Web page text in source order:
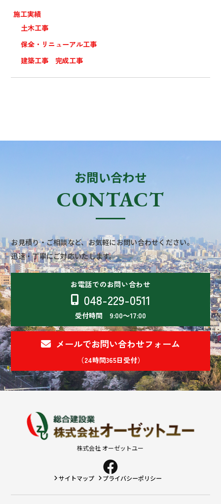
施工実績
土木工事
保全・リニューアル工事
建築工事 完成工事
お問い合わせ
CONTACT
お見積り・ご相談など、お気軽にお問い合わせください。
迅速・丁寧にご対応いたします。
お電話でのお問い合わせ
048-229-0511
受付時間 9:00～17:00
メールでお問い合わせフォーム
（24時間365日受付）
株式会社 オーゼットユー
サイトマップ プライバシーポリシー